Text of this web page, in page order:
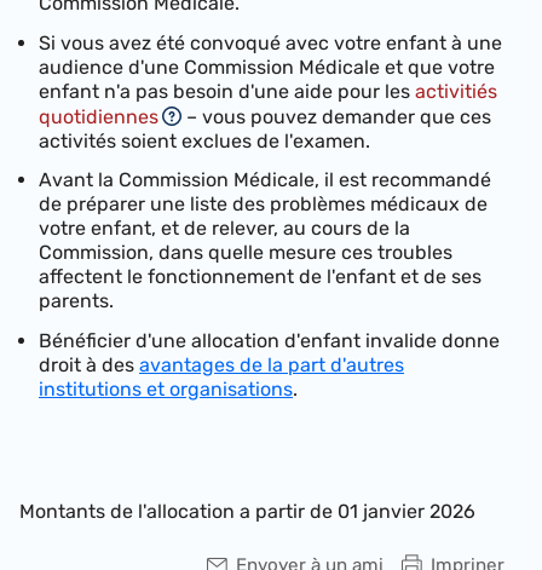
Si vous avez été convoqué avec votre enfant à une
audience d'une Commission Médicale et que votre
enfant n'a pas besoin d'une aide pour les activitiés
quotidiennes
– vous pouvez demander que ces
activités soient exclues de l'examen.
Avant la Commission Médicale, il est recommandé
de préparer une liste des problèmes médicaux de
votre enfant, et de relever, au cours de la
Commission, dans quelle mesure ces troubles
affectent le fonctionnement de l'enfant et de ses
parents.
Bénéficier d'une allocation d'enfant invalide donne
droit à des avantages de la part d'autres
institutions et organisations.
Montants de l'allocation a partir de 01 janvier 2026
Impriner
Envoyer à un ami